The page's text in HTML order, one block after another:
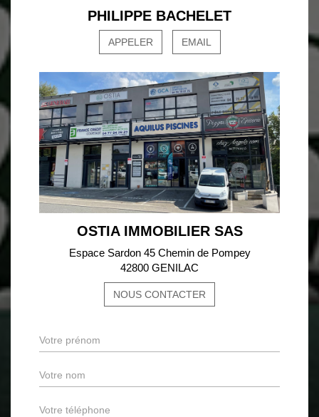
PHILIPPE BACHELET
APPELER EMAIL
OSTIA IMMOBILIER SAS
Espace Sardon 45 Chemin de Pompey
42800 GENILAC
NOUS CONTACTER